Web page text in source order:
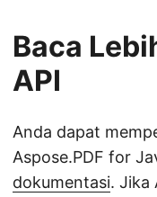
Baca
API
Anda dapat
Aspose.PDF for
dokumentasi. Jika